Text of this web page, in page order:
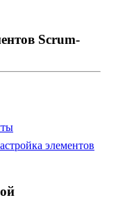
Scrum-
элементов